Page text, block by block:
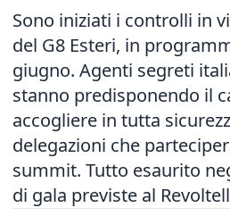
Sono iniziati i controlli in
del G8 Esteri, in
giugno. Agenti segreti
stanno predisponendo il
accogliere in tutta
delegazioni che
summit. Tutto esaurito
di gala previste al